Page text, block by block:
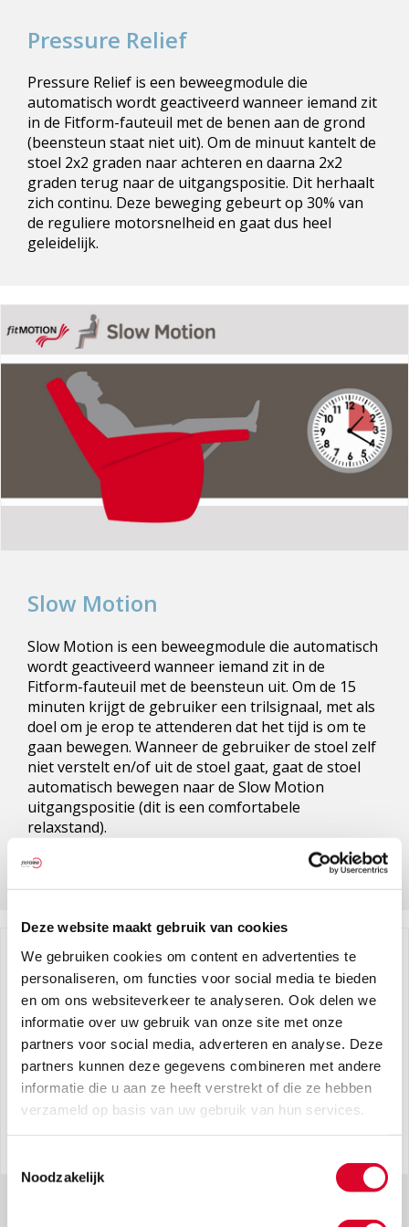
Deze website maakt gebruik van cookies
We gebruiken cookies om content en advertenties te
personaliseren, om functies voor social media te bieden
en om ons websiteverkeer te analyseren. Ook delen we
informatie over uw gebruik van onze site met onze
partners voor social media, adverteren en analyse. Deze
partners kunnen deze gegevens combineren met andere
informatie die u aan ze heeft verstrekt of die ze hebben
verzameld op basis van uw gebruik van hun services.
Noodzakelijk
Pressure Relief
Pressure Relief is een beweegmodule die
automatisch wordt geactiveerd wanneer iemand zit
in de Fitform-fauteuil met de benen aan de grond
(beensteun staat niet uit). Om de minuut kantelt de
stoel 2x2 graden naar achteren en daarna 2x2
graden terug naar de uitgangspositie. Dit herhaalt
zich continu. Deze beweging gebeurt op 30% van
de reguliere motorsnelheid en gaat dus heel
geleidelijk.
Slow Motion
Slow Motion is een beweegmodule die automatisch
wordt geactiveerd wanneer iemand zit in de
Fitform-fauteuil met de beensteun uit. Om de 15
minuten krijgt de gebruiker een trilsignaal, met als
doel om je erop te attenderen dat het tijd is om te
gaan bewegen. Wanneer de gebruiker de stoel zelf
niet verstelt en/of uit de stoel gaat, gaat de stoel
automatisch bewegen naar de Slow Motion
uitgangspositie (dit is een comfortabele
relaxstand).